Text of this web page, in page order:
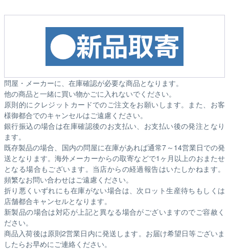
問屋・メーカーに、在庫確認が必要な商品となります。
他の商品と一緒に買い物かごに入れないでください。
原則的にクレジットカードでのご注文をお願いします。また、お客
様御都合でのキャンセルはご遠慮ください。
銀行振込の場合は在庫確認後のお支払い、お支払い後の発注となり
ます。
既存製品の場合、国内の問屋に在庫があれば通常7～14営業日での発
送となります。海外メーカーからの取寄などで1ヶ月以上のおまたせ
となる場合もございます。 当店からの経過報告はいたしかねます。
頻繁なお問い合わせはご遠慮ください。
折り悪くいずれにも在庫がない場合は、次ロット生産待ちもしくは
店舗都合キャンセルとなります。
新製品の場合は対応が上記と異なる場合がございますのでご容赦く
ださい。
商品入荷後は原則2営業日内に発送します。お届け希望日等ございま
したらお早めにご連絡ください。